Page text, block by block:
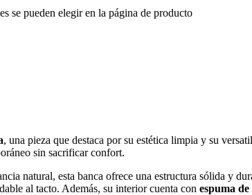
se pueden elegir en la página de producto
, una pieza que destaca por su estética limpia y su
sin sacrificar confort.
natural, esta banca ofrece una estructura sólida y
al tacto. Además, su interior cuenta con espuma